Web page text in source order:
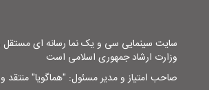
سایت سینمایی سی و یک نما رسانه ای مستقل
وزارت ارشاد جمهوری اسلامی است
صاحب امتیاز و مدیر مسئول: "هماگویا" منتقد و